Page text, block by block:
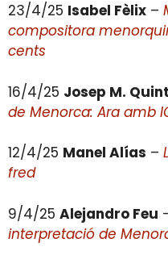
23/4/25 Isabel Fèlix –
compositora
cents
16/4/25 Josep M.
de Menorca: Ara amb
12/4/25 Manel Alías –
fred
9/4/25 Alejandro Feu
interpretació de